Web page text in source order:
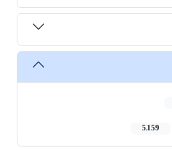
5,159